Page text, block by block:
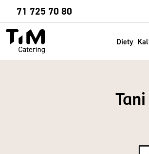
71 725 70 80
Diety
Sprawdź